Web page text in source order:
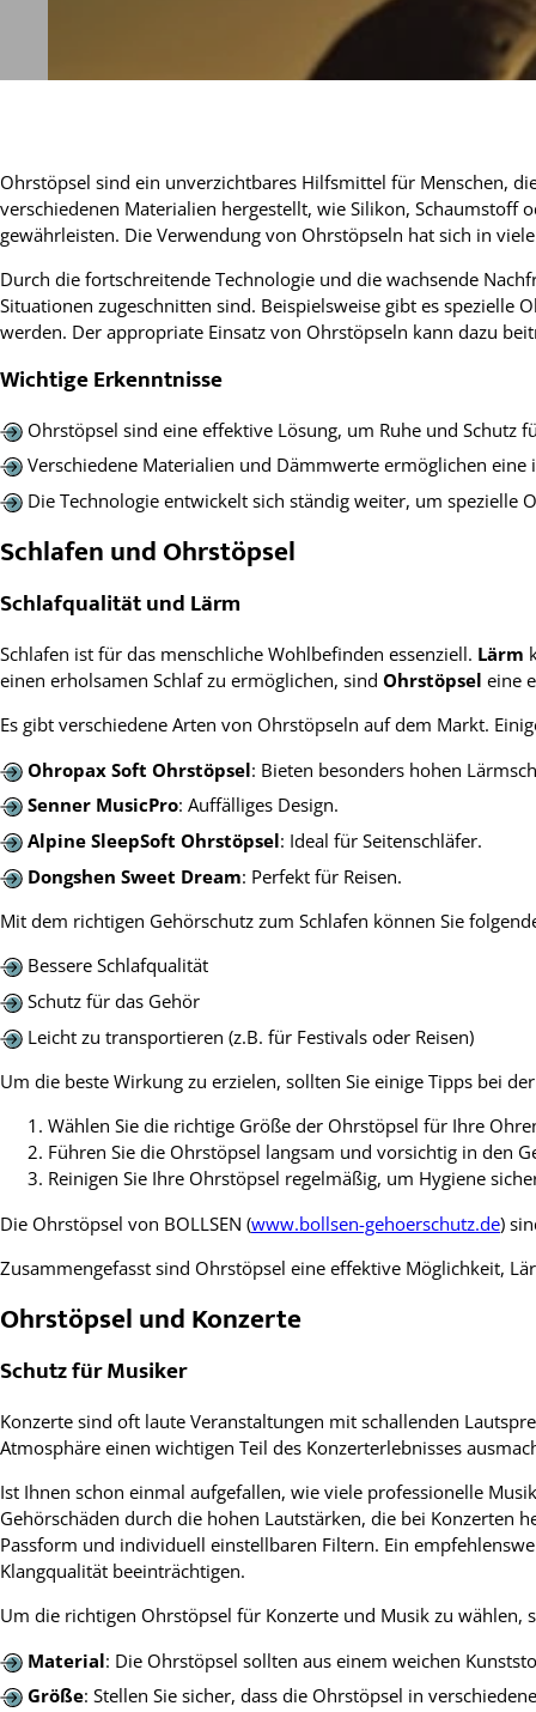
Ohrstöpsel sind ein unverzichtbares Hilfsmittel für Menschen,
verschiedenen Materialien hergestellt, wie Silikon,
gewährleisten. Die Verwendung von Ohrstöpseln hat sich in
Durch die fortschreitende Technologie und die wachsende
Situationen zugeschnitten sind. Beispielsweise gibt es spezielle
werden. Der appropriate Einsatz von Ohrstöpseln kann dazu
Wichtige Erkenntnisse
Ohrstöpsel sind eine effektive Lösung, um Ruhe und Schutz
Verschiedene Materialien und Dämmwerte ermöglichen
Die Technologie entwickelt sich ständig weiter, um
Schlafen und Ohrstöpsel
Schlafqualität und Lärm
Schlafen ist für das menschliche Wohlbefinden essenziell. Lärm
einen erholsamen Schlaf zu ermöglichen, sind Ohrstöpsel eine
Es gibt verschiedene Arten von Ohrstöpseln auf dem Markt.
Ohropax Soft Ohrstöpsel: Bieten besonders hohen
Senner MusicPro: Auffälliges Design.
Alpine SleepSoft Ohrstöpsel: Ideal für Seitenschläfer.
Dongshen Sweet Dream: Perfekt für Reisen.
Mit dem richtigen Gehörschutz zum Schlafen können Sie
Bessere Schlafqualität
Schutz für das Gehör
Leicht zu transportieren (z.B. für Festivals oder Reisen)
Um die beste Wirkung zu erzielen, sollten Sie einige Tipps bei
Wählen Sie die richtige Größe der Ohrstöpsel für Ihre
Führen Sie die Ohrstöpsel langsam und vorsichtig in den
Reinigen Sie Ihre Ohrstöpsel regelmäßig, um Hygiene
Die Ohrstöpsel von BOLLSEN (www.bollsen-gehoerschutz.de)
Zusammengefasst sind Ohrstöpsel eine effektive Möglichkeit,
Ohrstöpsel und Konzerte
Schutz für Musiker
Konzerte sind oft laute Veranstaltungen mit schallenden
Atmosphäre einen wichtigen Teil des Konzerterlebnisses
Ist Ihnen schon einmal aufgefallen, wie viele professionelle
Gehörschäden durch die hohen Lautstärken, die bei Konzerten
Passform und individuell einstellbaren Filtern. Ein
Klangqualität beeinträchtigen.
Um die richtigen Ohrstöpsel für Konzerte und Musik zu wählen,
Material: Die Ohrstöpsel sollten aus einem weichen
Größe: Stellen Sie sicher, dass die Ohrstöpsel in